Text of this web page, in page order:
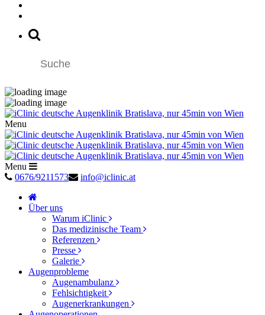
Menu
Menu
0676/9211573
info@iclinic.at
Über uns
Warum iClinic
Das medizinische Team
Referenzen
Presse
Galerie
Augenprobleme
Augenambulanz
Fehlsichtigkeit
Augenerkrankungen